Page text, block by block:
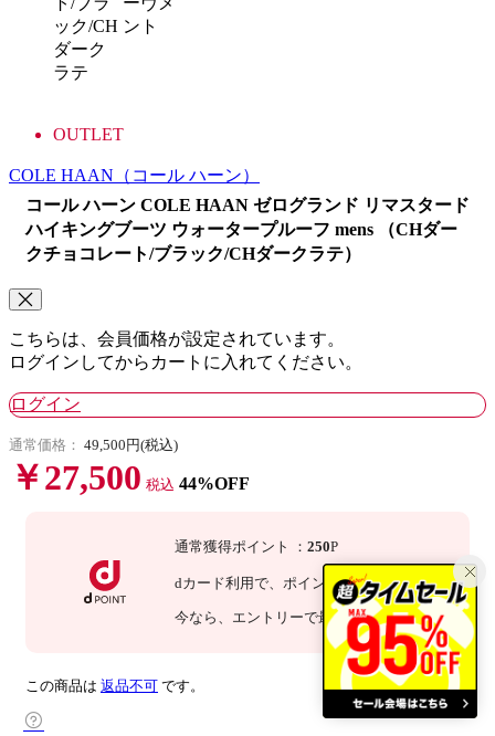
ック/CH
ダーク
ラテ
ント
OUTLET
COLE HAAN （コール ハーン）
コール ハーン COLE HAAN ゼログランド リマスタード
ハイキングブーツ ウォータープルーフ mens （CHダー
クチョコレート/ブラック/CHダークラテ）
こちらは、会員価格が設定されています。
ログインしてからカートに入れてください。
ログイン
通常価格： 49,500円(税込)
￥27,500 税込 44%OFF
通常獲得ポイント ： 250P
dカード利用で、 ポイント3倍 ：750P
今なら 、エントリーで最大 倍！ 詳細
この商品は 返品不可 です。